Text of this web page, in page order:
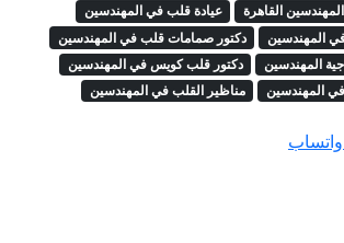
القاهرة
عيادة قلب في المهندسين
المهندسين
دكتور صمامات قلب في المهندسين
المهندسين
دكتور قلب كويس في المهندسين
المهندسين
مناظير القلب في المهندسين